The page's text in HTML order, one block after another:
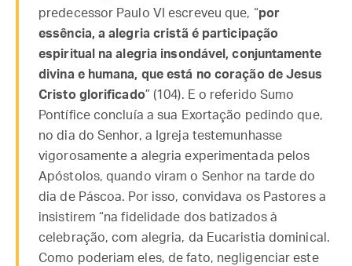
predecessor Paulo VI escreveu que, “por
essência, a alegria cristã é participação
espiritual na alegria insondável, conjuntamente
divina e humana, que está no coração de Jesus
Cristo glorificado” (104). E o referido Sumo
Pontífice concluía a sua Exortação pedindo que,
no dia do Senhor, a Igreja testemunhasse
vigorosamente a alegria experimentada pelos
Apóstolos, quando viram o Senhor na tarde do
dia de Páscoa. Por isso, convidava os Pastores a
insistirem “na fidelidade dos batizados à
celebração, com alegria, da Eucaristia dominical.
Como poderiam eles, de fato, negligenciar este